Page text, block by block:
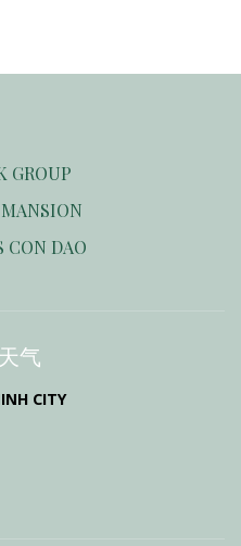
GROUP
CON DAO
气